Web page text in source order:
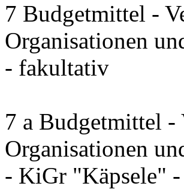
7 Budgetmittel -
Organisationen
- fakultativ
7 a Budgetmittel -
Organisationen
- KiGr "Käpsele"